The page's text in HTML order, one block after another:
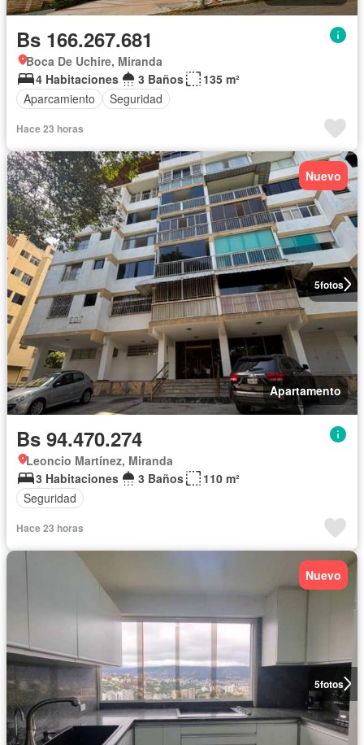
Bs 166.267.681
Boca De Uchire, Miranda
4 Habitaciones
3 Baños
135 m²
Aparcamiento
Seguridad
Hace 23 horas
5fotos
Nuevo
Apartamento
Bs 94.470.274
Leoncio Martínez, Miranda
3 Habitaciones
3 Baños
110 m²
Seguridad
Hace 23 horas
5fotos
Nuevo